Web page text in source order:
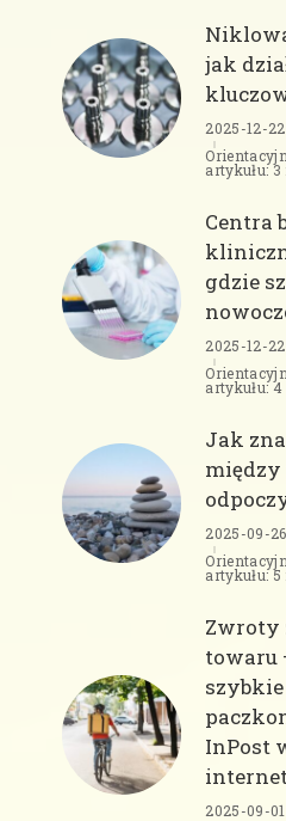
jak
2025-12-22
artykułu:
Centra
gdzie
2025-12-22
artykułu:
Jak
między
2025-09-26
artykułu:
Zwroty
towaru
InPost
2025-09-01